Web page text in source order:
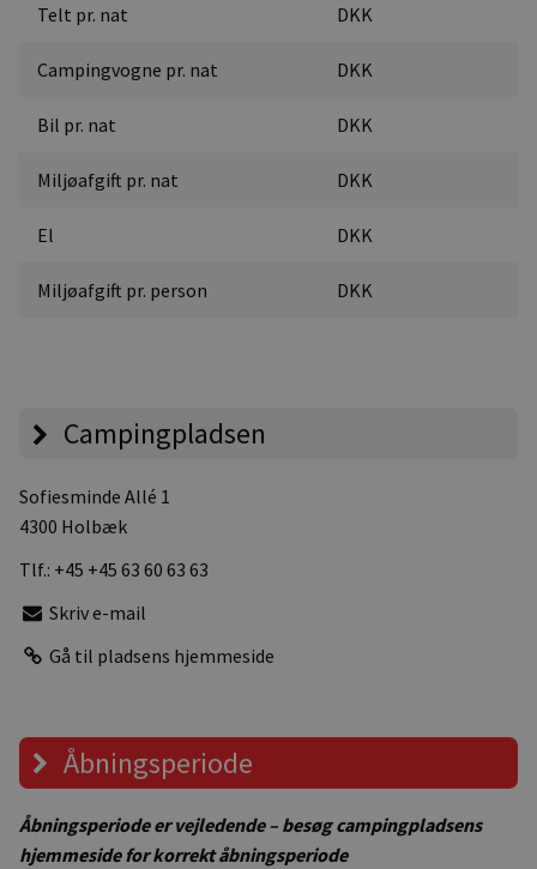
Telt pr. nat DKK
Campingvogne pr. nat DKK
Bil pr. nat DKK
Miljøafgift pr. nat DKK
El DKK
Miljøafgift pr. person DKK
Campingpladsen
Sofiesminde Allé 1
4300 Holbæk
Tlf.: +45 +45 63 60 63 63
Skriv e-mail
Gå til pladsens hjemmeside
Åbningsperiode
Åbningsperiode er vejledende – besøg campingpladsens
hjemmeside for korrekt åbningsperiode